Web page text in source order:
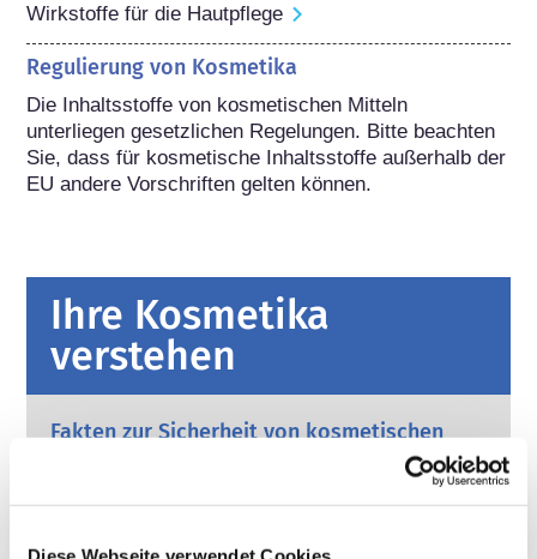
Wirkstoffe für die Hautpflege
Regulierung von Kosmetika
Die Inhaltsstoffe von kosmetischen Mitteln
unterliegen gesetzlichen Regelungen. Bitte beachten
Sie, dass für kosmetische Inhaltsstoffe außerhalb der
EU andere Vorschriften gelten können.
Ihre Kosmetika
verstehen
Fakten zur Sicherheit von kosmetischen
dass kosmetische Produkte und